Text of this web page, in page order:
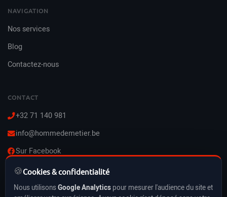
🍪Cookies & confidentialité
Nous utilisonsGoogle Analytics pour mesurer l'audience du site et
NAVIGATION
Nos services
Blog
Contactez-nous
CONTACT
+32 71 140 981
info@hommedemetier.be
Sur Facebook
Lun–Ven : 8h–21h
Vacances & jours fériés inclus